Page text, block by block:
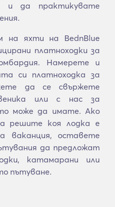
и да практикувате
на яхти на BednBlue
платноходки за
Намерете и
си платноходка за
да се свържете
или с нас за
може да имате. Ако
решите коя лодка е
ваканция, оставете
да предложат
катамарани или
пътуване.